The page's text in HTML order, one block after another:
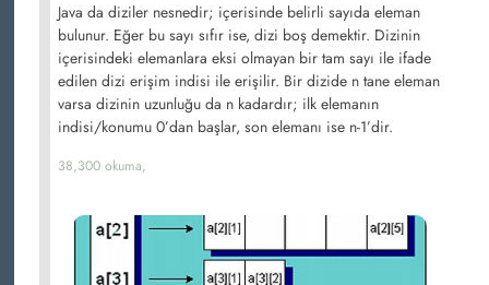
Java da diziler nesnedir; içerisinde belirli sayıda eleman
bulunur. Eğer bu sayı sıfır ise, dizi boş demektir. Dizinin
içerisindeki elemanlara eksi olmayan bir tam sayı ile ifade
edilen dizi erişim indisi ile erişilir. Bir dizide n tane eleman
varsa dizinin uzunluğu da n kadardır; ilk elemanın
indisi/konumu 0’dan başlar, son elemanı ise n-1’dir.
38,300 okuma,